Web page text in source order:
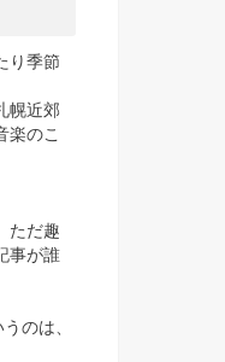
り季節
幌近郊
楽のこ
ただ趣
事が誰
のは、